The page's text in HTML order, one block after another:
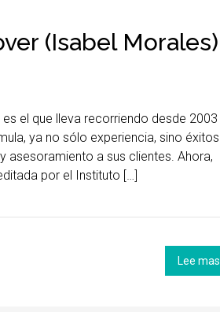
(Isabel Morales)
el que lleva recorriendo desde 2003
ya no sólo experiencia, sino éxitos
asesoramiento a sus clientes. Ahora,
por el Instituto […]
Lee mas